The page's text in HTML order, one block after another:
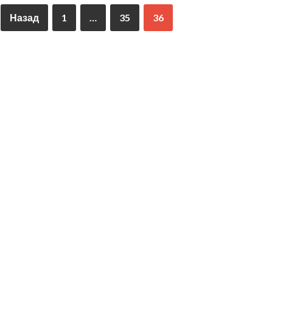
Назад 1 … 35 36